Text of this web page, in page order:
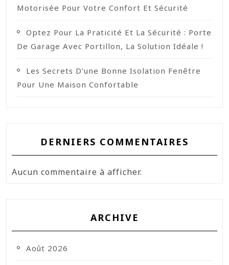
Motorisée Pour Votre Confort Et Sécurité
Optez Pour La Praticité Et La Sécurité : Porte
De Garage Avec Portillon, La Solution Idéale !
Les Secrets D’une Bonne Isolation Fenêtre
Pour Une Maison Confortable
DERNIERS COMMENTAIRES
Aucun commentaire à afficher.
ARCHIVE
Août 2026